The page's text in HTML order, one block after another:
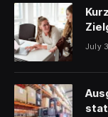
July